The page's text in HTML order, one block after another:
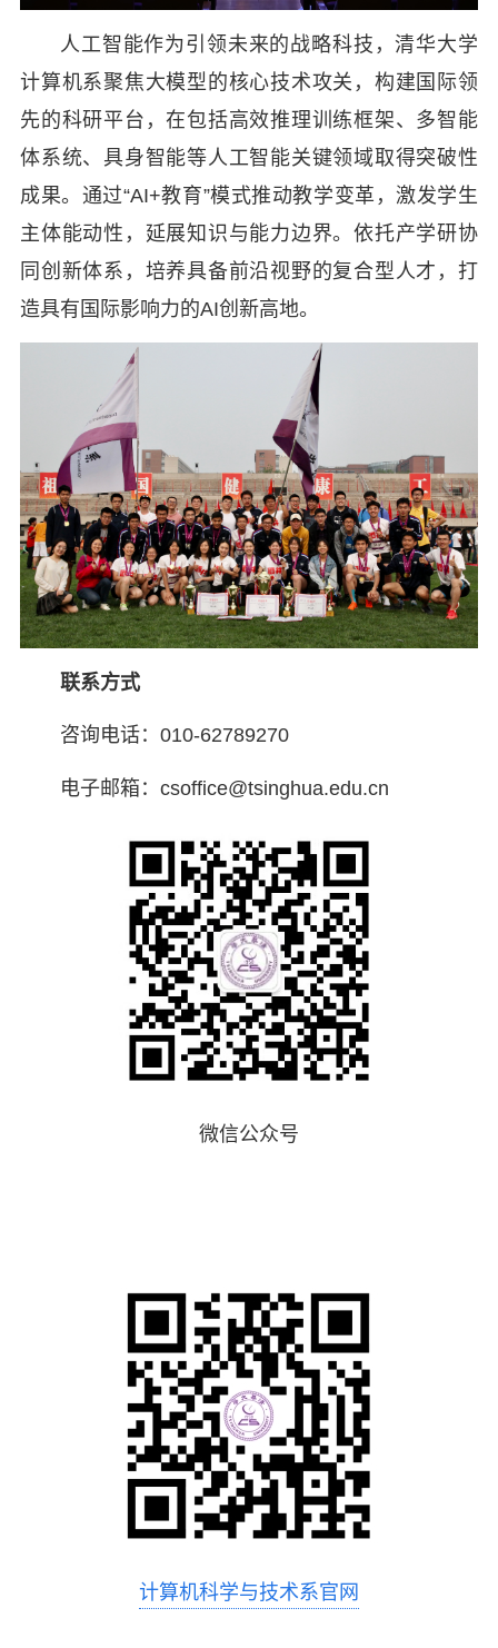
人工智能作为引领未来的战略科技，清华大学
计算机系聚焦大模型的核心技术攻关，构建国际领
先的科研平台，在包括高效推理训练框架、多智能
体系统、具身智能等人工智能关键领域取得突破性
成果。通过“AI+教育”模式推动教学变革，激发学生
主体能动性，延展知识与能力边界。依托产学研协
同创新体系，培养具备前沿视野的复合型人才，打
造具有国际影响力的AI创新高地。
联系方式
咨询电话：010-62789270
电子邮箱：csoffice@tsinghua.edu.cn
微信公众号
计算机科学与技术系官网